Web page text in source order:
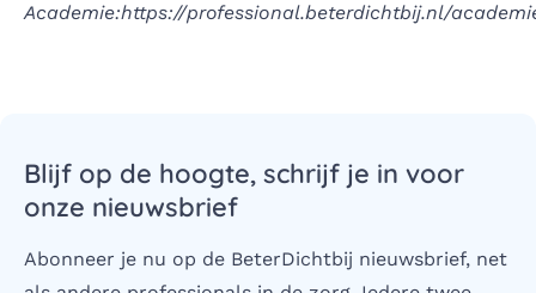
Academie:https://professional.beterdichtbij.nl/
Blijf op de hoogte, schrijf je in voor
onze nieuwsbrief
Abonneer je nu op de BeterDichtbij nieuwsbrief, net